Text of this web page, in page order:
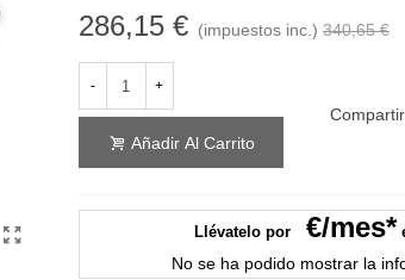
286,15 € (impuestos inc.) 340,65 €
- +
Añadir Al Carrito
Compartir
Llévatelo por €/mes*
No se ha podido mostrar la